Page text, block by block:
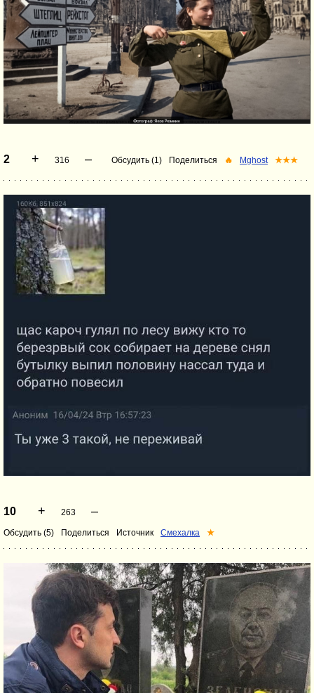
2 + 316 – Обсудить (1) Поделиться 🔥 Mghost ★★★
10 + 263 –
Обсудить (5) Поделиться Источник Смехалка ★